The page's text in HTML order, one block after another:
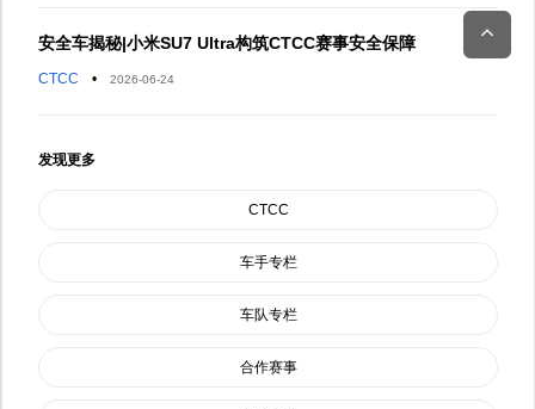
安全车揭秘|小米SU7 Ultra构筑CTCC赛事安全保障
CTCC • 2026-06-24
发现更多
CTCC
车手专栏
车队专栏
合作赛事